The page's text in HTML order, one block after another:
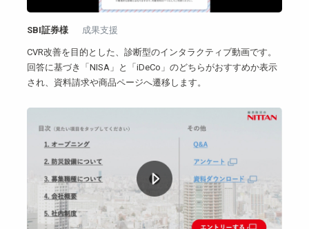
SBI証券様 成果支援
CVR改善を目的とした、診断型のインタラクティブ動画です。
回答に基づき「NISA」と「iDeCo」のどちらがおすすめか表示
され、資料請求や商品ページへ遷移します。